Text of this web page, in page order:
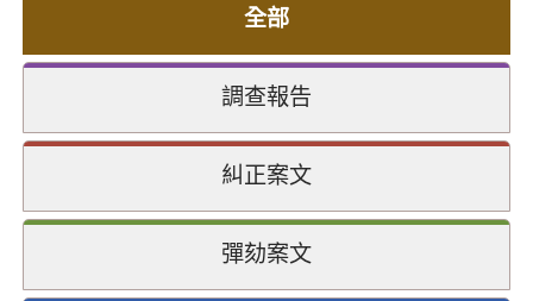
全部
調查報告
糾正案文
彈劾案文